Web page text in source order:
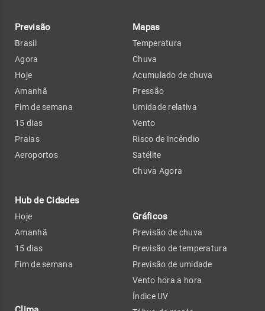
Previsão
Brasil
Agora
Hoje
Amanhã
Fim de semana
15 dias
Praias
Aeroportos
Hub de Cidades
Hoje
Amanhã
15 dias
Fim de semana
Mapas
Temperatura
Chuva
Acumulado de chuva
Pressão
Umidade relativa
Vento
Risco de Incêndio
Satélite
Chuva Agora
Gráficos
Previsão de chuva
Previsão de temperatura
Previsão de umidade
Vento hora a hora
Índice UV